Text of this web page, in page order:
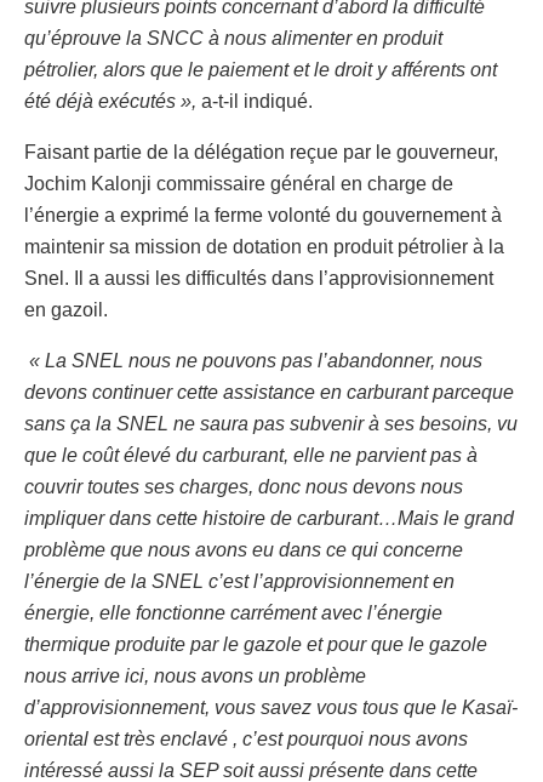
suivre plusieurs points concernant d’abord la difficulté
qu’éprouve la SNCC à nous alimenter en produit
pétrolier, alors que le paiement et le droit y afférents ont
été déjà exécutés », a-t-il indiqué.
Faisant partie de la délégation reçue par le gouverneur,
Jochim Kalonji commissaire général en charge de
l’énergie a exprimé la ferme volonté du gouvernement à
maintenir sa mission de dotation en produit pétrolier à la
Snel. Il a aussi les difficultés dans l’approvisionnement
en gazoil.
« La SNEL nous ne pouvons pas l’abandonner, nous
devons continuer cette assistance en carburant parceque
sans ça la SNEL ne saura pas subvenir à ses besoins, vu
que le coût élevé du carburant, elle ne parvient pas à
couvrir toutes ses charges, donc nous devons nous
impliquer dans cette histoire de carburant…Mais le grand
problème que nous avons eu dans ce qui concerne
l’énergie de la SNEL c’est l’approvisionnement en
énergie, elle fonctionne carrément avec l’énergie
thermique produite par le gazole et pour que le gazole
nous arrive ici, nous avons un problème
d’approvisionnement, vous savez vous tous que le Kasaï-
oriental est très enclavé , c’est pourquoi nous avons
intéressé aussi la SEP soit aussi présente dans cette